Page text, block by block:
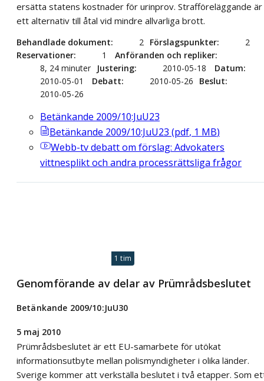
ersätta statens kostnader för urinprov. Strafföreläggande är
ett alternativ till åtal vid mindre allvarliga brott.
Behandlade dokument 2 Förslagspunkter
2
Reservationer
1
Anföranden och repliker
8, 24 minuter
Justering 2010-05-18
Datum
2010-05-01
Debatt 2010-05-26
Beslut
2010-05-26
Betänkande 2009/10:JuU23
Betänkande 2009/10:JuU23 (pdf, 1 MB)
Webb-tvdebatt om förslag: Advokaters
vittnesplikt och andra processrättsliga frågor
1 tim
Genomförande av delar av Prümrådsbeslutet
Betänkande 2009/10:JuU30
5 maj 2010
Prümrådsbeslutet är ett EU-samarbete för utökat
informationsutbyte mellan polismyndigheter i olika länder.
Sverige kommer att verkställa beslutet i två etapper. Som